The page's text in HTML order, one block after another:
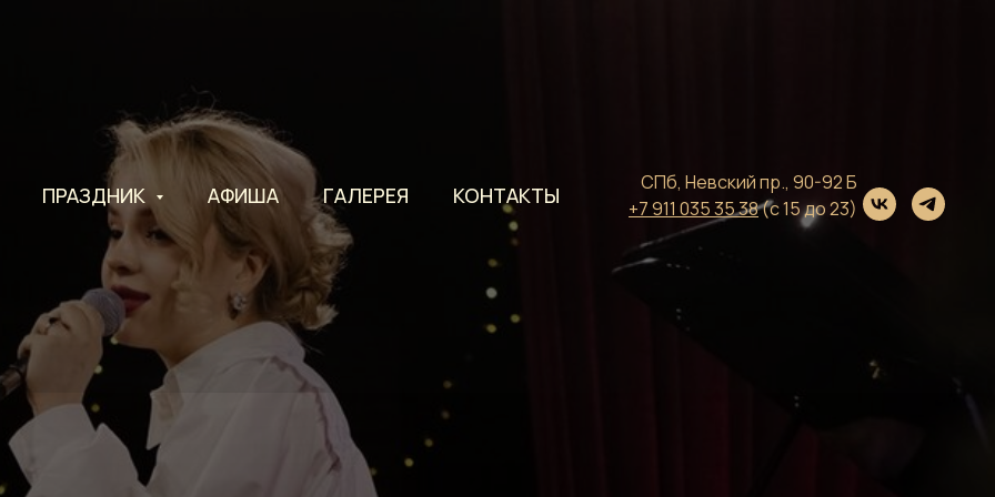
ПРАЗДНИК АФИША ГАЛЕРЕЯ КОНТАКТЫ
СПб, Невский пр., 90-92 Б
+7 911 035 35 38(с 15 до 23)